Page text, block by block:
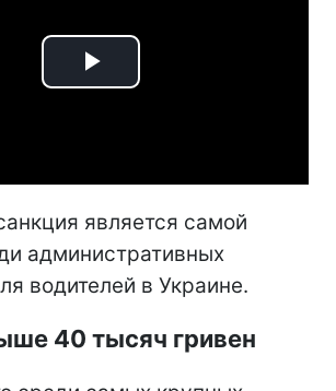
Play
является самой
административных
водителей в Украине.
40 тысяч гривен